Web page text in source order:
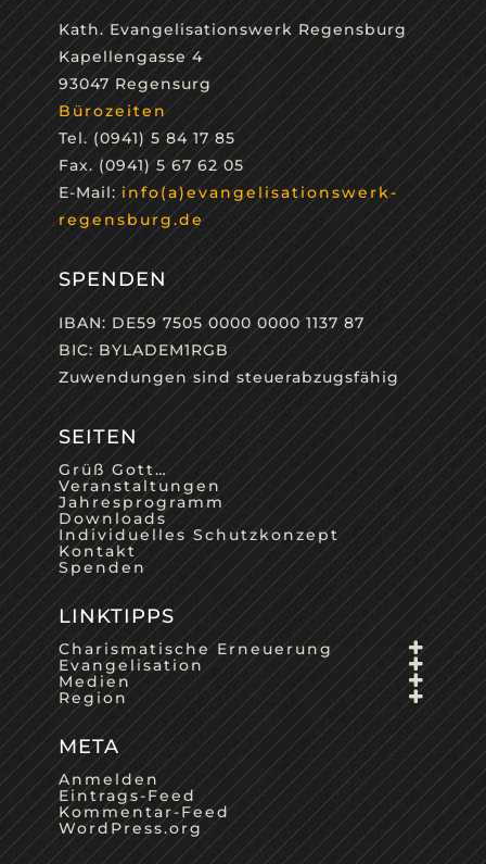
Kath. Evangelisationswerk Regensburg
Kapellengasse 4
93047 Regensurg
Bürozeiten
Tel. (0941) 5 84 17 85
Fax. (0941) 5 67 62 05
E-Mail: info(a)evangelisationswerk-
regensburg.de
SPENDEN
IBAN: DE59 7505 0000 0000 1137 87
BIC: BYLADEM1RGB
Zuwendungen sind steuerabzugsfähig
SEITEN
Grüß Gott…
Veranstaltungen
Jahresprogramm
Downloads
Individuelles Schutzkonzept
Kontakt
Spenden
LINKTIPPS
Charismatische Erneuerung
Evangelisation
Medien
Region
META
Anmelden
Eintrags-Feed
Kommentar-Feed
WordPress.org